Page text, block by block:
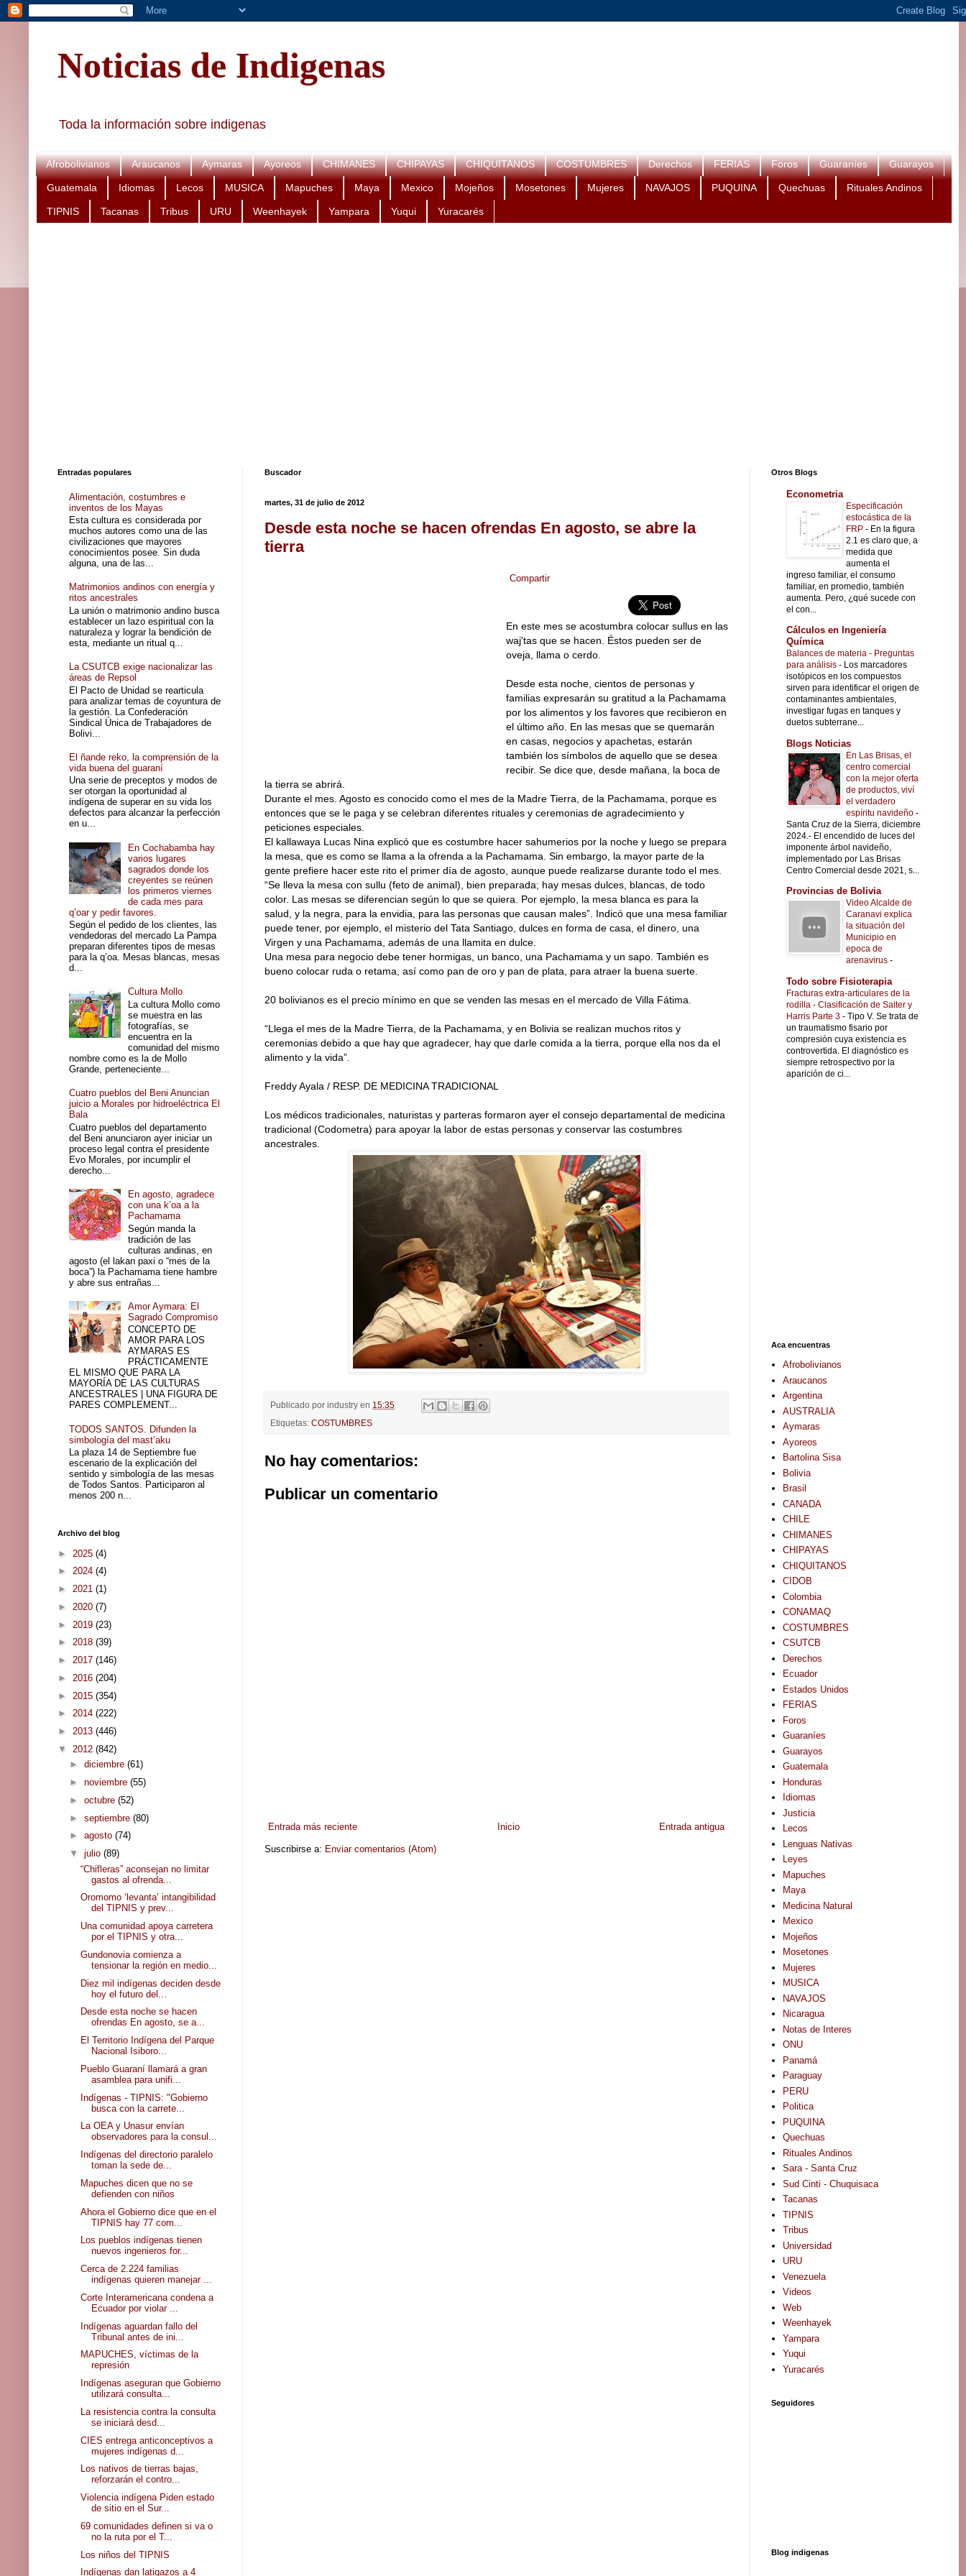
Noticias de Indigenas
Toda la información sobre indigenas
Afrobolivianos Araucanos Aymaras Ayoreos CHIMANES CHIPAYAS CHIQUITANOS COSTUMBRES Derechos FERIAS Foros Guaraníes Guarayos
Guatemala Idiomas Lecos MUSICA Mapuches Maya Mexico Mojeños Mosetones Mujeres NAVAJOS PUQUINA Quechuas Rituales Andinos
TIPNIS Tacanas Tribus URU Weenhayek Yampara Yuqui Yuracarés
Buscador
martes, 31 de julio de 2012
Desde esta noche se hacen ofrendas En agosto, se abre la
tierra
Compartir
En este mes se acostumbra colocar sullus en las
waj'tas que se hacen. Éstos pueden ser de
oveja, llama o cerdo.
Desde esta noche, cientos de personas y
familias expresarán su gratitud a la Pachamama
por los alimentos y los favores que recibieron en
el último año. En las mesas que se quemarán
en casas, negocios y apachetas, estarán
también los símbolos de aquello que se desea
recibir. Se dice que, desde mañana, la boca de
la tierra se abrirá.
Durante el mes. Agosto es conocido como el mes de la Madre Tierra, de la Pachamama, porque es
entonces que se le paga y se celebran diferentes rituales y ceremonias de agradecimiento y
peticiones especiales.
El kallawaya Lucas Nina explicó que es costumbre hacer sahumerios por la noche y luego se prepara
la mesa, que es como se llama a la ofrenda a la Pachamama. Sin embargo, la mayor parte de la
gente prefiere hacer este rito el primer día de agosto, aunque puede realizarse durante todo el mes.
“Se lleva la mesa con sullu (feto de animal), bien preparada; hay mesas dulces, blancas, de todo
color. Las mesas se diferencian según lo que se quiera. Por ejemplo, la mesa blanca es para la
salud, y la negra, para la envidia, para las personas que causan males”. Indicó que una mesa familiar
puede tener, por ejemplo, el misterio del Tata Santiago, dulces en forma de casa, el dinero, una
Virgen y una Pachamama, además de una llamita en dulce.
Una mesa para negocio debe tener hormigas, un banco, una Pachamama y un sapo. También es
bueno colocar ruda o retama, así como pan de oro y pan de plata, para atraer la buena suerte.
20 bolivianos es el precio mínimo en que se venden las mesas en el mercado de Villa Fátima.
“Llega el mes de la Madre Tierra, de la Pachamama, y en Bolivia se realizan muchos ritos y
ceremonias debido a que hay que agradecer, hay que darle comida a la tierra, porque ella nos da el
alimento y la vida”.
Freddy Ayala / RESP. DE MEDICINA TRADICIONAL
Los médicos tradicionales, naturistas y parteras formaron ayer el consejo departamental de medicina
tradicional (Codometra) para apoyar la labor de estas personas y conservar las costumbres
ancestrales.
Publicado por industry en 15:35
Etiquetas: COSTUMBRES
No hay comentarios:
Publicar un comentario
Entrada más reciente Entrada antigua
Inicio
Suscribirse a: Enviar comentarios (Atom)
Entradas populares
Alimentación, costumbres e
inventos de los Mayas
Esta cultura es considerada por
muchos autores como una de las
civilizaciones que mayores
conocimientos posee. Sin duda
alguna, una de las...
Matrimonios andinos con energía y
ritos ancestrales
La unión o matrimonio andino busca
establecer un lazo espiritual con la
naturaleza y lograr la bendición de
esta, mediante un ritual q...
La CSUTCB exige nacionalizar las
áreas de Repsol
El Pacto de Unidad se rearticula
para analizar temas de coyuntura de
la gestión. La Confederación
Sindical Única de Trabajadores de
Bolivi...
El ñande reko, la comprensión de la
vida buena del guaraní
Una serie de preceptos y modos de
ser otorgan la oportunidad al
indígena de superar en su vida los
defectos para alcanzar la perfección
en u...
En Cochabamba hay
varios lugares
sagrados donde los
creyentes se reúnen
los primeros viernes
de cada mes para
q’oar y pedir favores.
Según el pedido de los clientes, las
vendedoras del mercado La Pampa
preparan diferentes tipos de mesas
para la q’oa. Mesas blancas, mesas
d...
Cultura Mollo
La cultura Mollo como
se muestra en las
fotografías, se
encuentra en la
comunidad del mismo
nombre como es la de Mollo
Grande, perteneciente...
Cuatro pueblos del Beni Anuncian
juicio a Morales por hidroeléctrica El
Bala
Cuatro pueblos del departamento
del Beni anunciaron ayer iniciar un
proceso legal contra el presidente
Evo Morales, por incumplir el
derecho...
En agosto, agradece
con una k’oa a la
Pachamama
Según manda la
tradición de las
culturas andinas, en
agosto (el lakan paxi o “mes de la
boca”) la Pachamama tiene hambre
y abre sus entrañas...
Amor Aymara: El
Sagrado Compromiso
CONCEPTO DE
AMOR PARA LOS
AYMARAS ES
PRÁCTICAMENTE
EL MISMO QUE PARA LA
MAYORÍA DE LAS CULTURAS
ANCESTRALES | UNA FIGURA DE
PARES COMPLEMENT...
TODOS SANTOS. Difunden la
simbología del mast’aku
La plaza 14 de Septiembre fue
escenario de la explicación del
sentido y simbología de las mesas
de Todos Santos. Participaron al
menos 200 n...
Archivo del blog
► 2025 (4)
► 2024 (4)
► 2021 (1)
► 2020 (7)
► 2019 (23)
► 2018 (39)
► 2017 (146)
► 2016 (204)
► 2015 (354)
► 2014 (222)
► 2013 (446)
▼ 2012 (842)
► diciembre (61)
► noviembre (55)
► octubre (52)
► septiembre (80)
► agosto (74)
▼ julio (89)
“Chifleras” aconsejan no limitar
gastos al ofrenda...
Oromomo ‘levanta’ intangibilidad
del TIPNIS y prev...
Una comunidad apoya carretera
por el TIPNIS y otra...
Gundonovia comienza a
tensionar la región en medio...
Diez mil indígenas deciden desde
hoy el futuro del...
Desde esta noche se hacen
ofrendas En agosto, se a...
El Territorio Indígena del Parque
Nacional Isiboro...
Pueblo Guaraní llamará a gran
asamblea para unifi...
Indígenas - TIPNIS: "Gobierno
busca con la carrete...
La OEA y Unasur envían
observadores para la consul...
Indígenas del directorio paralelo
toman la sede de...
Mapuches dicen que no se
defienden con niños
Ahora el Gobierno dice que en el
TIPNIS hay 77 com...
Los pueblos indígenas tienen
nuevos ingenieros for...
Cerca de 2.224 familias
indígenas quieren manejar ...
Corte Interamericana condena a
Ecuador por violar ...
Indígenas aguardan fallo del
Tribunal antes de ini...
MAPUCHES, víctimas de la
represión
Indígenas aseguran que Gobierno
utilizará consulta...
La resistencia contra la consulta
se iniciará desd...
CIES entrega anticonceptivos a
mujeres indígenas d...
Los nativos de tierras bajas,
reforzarán el contro...
Violencia indígena Piden estado
de sitio en el Sur...
69 comunidades definen si va o
no la ruta por el T...
Los niños del TIPNIS
Indígenas dan latigazos a 4
Otros Blogs
Econometria
Especificación
estocástica de la
FRP - En la figura
2.1 es claro que, a
medida que
aumenta el
ingreso familiar, el consumo
familiar, en promedio, también
aumenta. Pero, ¿qué sucede con
el con...
Cálculos en Ingeniería
Química
Balances de materia - Preguntas
para análisis - Los marcadores
isotópicos en los compuestos
sirven para identificar el origen de
contaminantes ambientales,
investigar fugas en tanques y
duetos subterrane...
Blogs Noticias
En Las Brisas, el
centro comercial
con la mejor oferta
de productos, viví
el verdadero
espíritu navideño -
Santa Cruz de la Sierra, diciembre
2024.- El encendido de luces del
imponente árbol navideño,
implementado por Las Brisas
Centro Comercial desde 2021, s...
Provincias de Bolivia
Video Alcalde de
Caranavi explica
la situación del
Municipio en
epoca de
arenavirus -
Todo sobre Fisioterapia
Fracturas extra-articulares de la
rodilla - Clasificación de Salter y
Harris Parte 3 - Tipo V. Se trata de
un traumatismo fisario por
compresión cuya existencia es
controvertida. El diagnóstico es
siempre retrospectivo por la
aparición de ci...
Aca encuentras
Afrobolivianos
Araucanos
Argentina
AUSTRALIA
Aymaras
Ayoreos
Bartolina Sisa
Bolivia
Brasil
CANADA
CHILE
CHIMANES
CHIPAYAS
CHIQUITANOS
CIDOB
Colombia
CONAMAQ
COSTUMBRES
CSUTCB
Derechos
Ecuador
Estados Unidos
FERIAS
Foros
Guaraníes
Guarayos
Guatemala
Honduras
Idiomas
Justicia
Lecos
Lenguas Nativas
Leyes
Mapuches
Maya
Medicina Natural
Mexico
Mojeños
Mosetones
Mujeres
MUSICA
NAVAJOS
Nicaragua
Notas de Interes
ONU
Panamá
Paraguay
PERU
Politica
PUQUINA
Quechuas
Rituales Andinos
Sara - Santa Cruz
Sud Cinti - Chuquisaca
Tacanas
TIPNIS
Tribus
Universidad
URU
Venezuela
Videos
Web
Weenhayek
Yampara
Yuqui
Yuracarés
Seguidores
Blog indigenas